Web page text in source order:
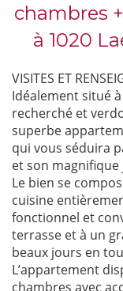
chambres
à 1020
VISITES ET
Idéalement situé
recherché et
superbe
qui vous séduira
et son magnifique
Le bien se
cuisine
fonctionnel et
terrasse et à un
beaux jours en
L’appartement
chambres avec